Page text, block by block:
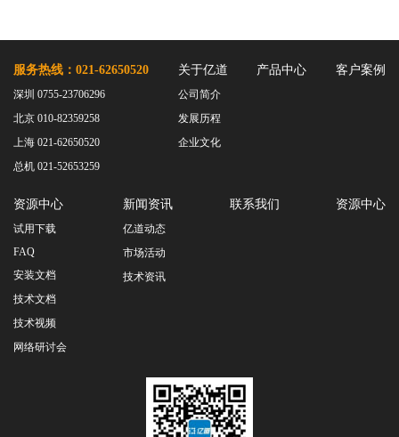
服务热线：021-62650520
深圳 0755-23706296
北京 010-82359258
上海 021-62650520
总机 021-52653259
关于亿道
公司简介
发展历程
企业文化
产品中心 客户案例
资源中心
试用下载
FAQ
安装文档
技术文档
技术视频
网络研讨会
新闻资讯
亿道动态
市场活动
技术资讯
联系我们 资源中心